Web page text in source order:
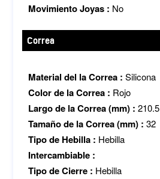
Movimiento Joyas : No
Correa
Material del la Correa :Silicona
Color de la Correa : Rojo
Largo de la Correa (mm) :210.5
Tamaño de la Correa (mm) :32
Tipo de Hebilla : Hebilla
Intercambiable :
Tipo de Cierre : Hebilla